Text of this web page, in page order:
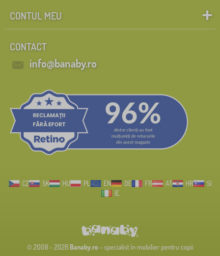
CONTUL MEU
CONTACT
info@banaby.ro
CZ SK HU PL EN DE FR AT HR
SI
IE
© 2008 - 2026 Banaby.ro- specialist în mobilier pentru copii